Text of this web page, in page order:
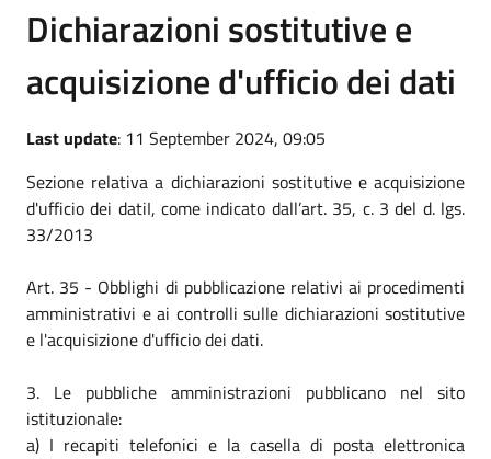
Dichiarazioni sostitutive e
acquisizione d'ufficio dei dati
Last update: 11 September 2024, 09:05
Sezione relativa a dichiarazioni sostitutive e acquisizione
d'ufficio dei datiI, come indicato dall’art. 35, c. 3 del d. lgs.
33/2013
Art. 35 - Obblighi di pubblicazione relativi ai procedimenti
amministrativi e ai controlli sulle dichiarazioni sostitutive
e l'acquisizione d'ufficio dei dati.
3. Le pubbliche amministrazioni pubblicano nel sito
istituzionale:
a) I recapiti telefonici e la casella di posta elettronica